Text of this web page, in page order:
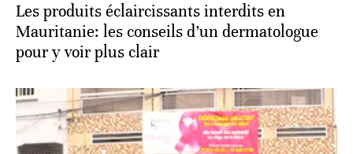
Les produits éclaircissants interdits en
Mauritanie: les conseils d’un dermatologue
pour y voir plus clair